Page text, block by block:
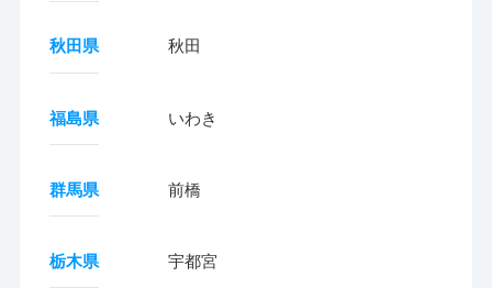
秋田県 秋田
福島県 いわき
群馬県 前橋
栃木県 宇都宮